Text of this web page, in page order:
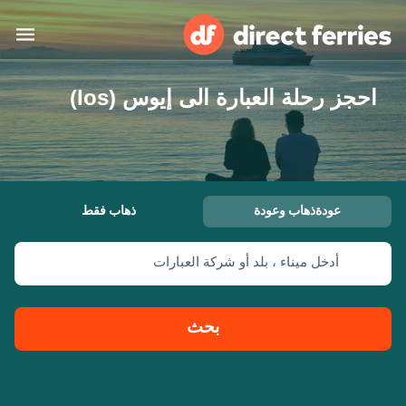
البلدان
تذاكر العبّارة
العبارات
احجز رحلة العبارة الى إيوس (Ios)
عودةذهاب وعودة ذهاب فقط
أدخل ميناء ، بلد أو شركة العبارات
بحث